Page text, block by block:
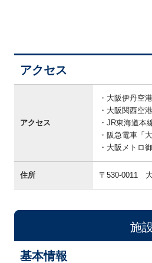
アクセス
アクセス
大阪伊丹空
大阪関西空
JR東海道本
阪急電車「
大阪メトロ
住所 〒530-0011
施
基本情報